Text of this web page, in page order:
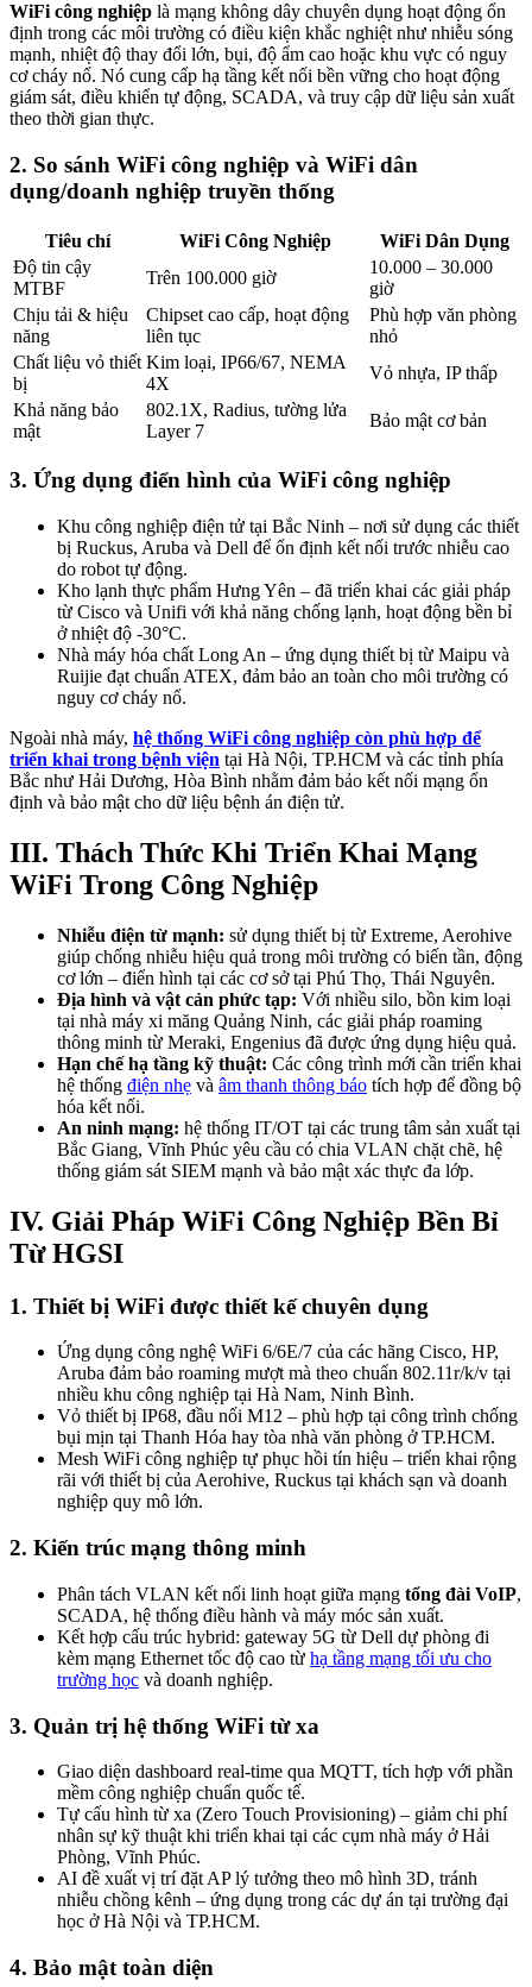
WiFi công nghiệp là mạng không dây chuyên dụng hoạt động ổn
định trong các môi trường có điều kiện khắc nghiệt như nhiễu sóng
mạnh, nhiệt độ thay đổi lớn, bụi, độ ẩm cao hoặc khu vực có nguy
cơ cháy nổ. Nó cung cấp hạ tầng kết nối bền vững cho hoạt động
giám sát, điều khiển tự động, SCADA, và truy cập dữ liệu sản xuất
theo thời gian thực.
2. So sánh WiFi công nghiệp và WiFi dân
dụng/doanh nghiệp truyền thống
Tiêu chí WiFi Công Nghiệp
WiFi Dân Dụng
Độ tin cậy
MTBF
Trên 100.000 giờ
10.000 – 30.000
giờ
Chịu tải & hiệu
năng
Chipset cao cấp, hoạt động
liên tục
Phù hợp văn phòng
nhỏ
Chất liệu vỏ thiết
bị
Kim loại, IP66/67, NEMA
4X
Vỏ nhựa, IP thấp
Khả năng bảo
mật
802.1X, Radius, tường lửa
Layer 7
Bảo mật cơ bản
3. Ứng dụng điển hình của WiFi công nghiệp
Khu công nghiệp điện tử tại Bắc Ninh – nơi sử dụng các thiết
bị Ruckus, Aruba và Dell để ổn định kết nối trước nhiễu cao
do robot tự động.
Kho lạnh thực phẩm Hưng Yên – đã triển khai các giải pháp
từ Cisco và Unifi với khả năng chống lạnh, hoạt động bền bỉ
ở nhiệt độ -30°C.
Nhà máy hóa chất Long An – ứng dụng thiết bị từ Maipu và
Ruijie đạt chuẩn ATEX, đảm bảo an toàn cho môi trường có
nguy cơ cháy nổ.
Ngoài nhà máy, hệ thống WiFi công nghiệp còn phù hợp để
triển khai trong bệnh viện tại Hà Nội, TP.HCM và các tỉnh phía
Bắc như Hải Dương, Hòa Bình nhằm đảm bảo kết nối mạng ổn
định và bảo mật cho dữ liệu bệnh án điện tử.
III. Thách Thức Khi Triển Khai Mạng
WiFi Trong Công Nghiệp
Nhiễu điện từ mạnh: sử dụng thiết bị từ Extreme, Aerohive
giúp chống nhiễu hiệu quả trong môi trường có biến tần, động
cơ lớn – điển hình tại các cơ sở tại Phú Thọ, Thái Nguyên.
Địa hình và vật cản phức tạp: Với nhiều silo, bồn kim loại
tại nhà máy xi măng Quảng Ninh, các giải pháp roaming
thông minh từ Meraki, Engenius đã được ứng dụng hiệu quả.
Hạn chế hạ tầng kỹ thuật: Các công trình mới cần triển khai
hệ thống điện nhẹ và âm thanh thông báo tích hợp để đồng bộ
hóa kết nối.
An ninh mạng: hệ thống IT/OT tại các trung tâm sản xuất tại
Bắc Giang, Vĩnh Phúc yêu cầu có chia VLAN chặt chẽ, hệ
thống giám sát SIEM mạnh và bảo mật xác thực đa lớp.
IV. Giải Pháp WiFi Công Nghiệp Bền Bỉ
Từ HGSI
1. Thiết bị WiFi được thiết kế chuyên dụng
Ứng dụng công nghệ WiFi 6/6E/7 của các hãng Cisco, HP,
Aruba đảm bảo roaming mượt mà theo chuẩn 802.11r/k/v tại
nhiều khu công nghiệp tại Hà Nam, Ninh Bình.
Vỏ thiết bị IP68, đầu nối M12 – phù hợp tại công trình chống
bụi mịn tại Thanh Hóa hay tòa nhà văn phòng ở TP.HCM.
Mesh WiFi công nghiệp tự phục hồi tín hiệu – triển khai rộng
rãi với thiết bị của Aerohive, Ruckus tại khách sạn và doanh
nghiệp quy mô lớn.
2. Kiến trúc mạng thông minh
Phân tách VLAN kết nối linh hoạt giữa mạng tổng đài VoIP,
SCADA, hệ thống điều hành và máy móc sản xuất.
Kết hợp cấu trúc hybrid: gateway 5G từ Dell dự phòng đi
kèm mạng Ethernet tốc độ cao từ hạ tầng mạng tối ưu cho
trường học và doanh nghiệp.
3. Quản trị hệ thống WiFi từ xa
Giao diện dashboard real-time qua MQTT, tích hợp với phần
mềm công nghiệp chuẩn quốc tế.
Tự cấu hình từ xa (Zero Touch Provisioning) – giảm chi phí
nhân sự kỹ thuật khi triển khai tại các cụm nhà máy ở Hải
Phòng, Vĩnh Phúc.
AI đề xuất vị trí đặt AP lý tưởng theo mô hình 3D, tránh
nhiễu chồng kênh – ứng dụng trong các dự án tại trường đại
học ở Hà Nội và TP.HCM.
4. Bảo mật toàn diện